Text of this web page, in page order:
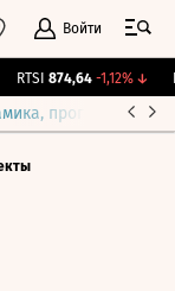
Войти
RTSI 874,64 -1,12%↓
прогнозы